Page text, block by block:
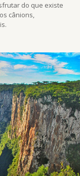
do que existe
cânions,